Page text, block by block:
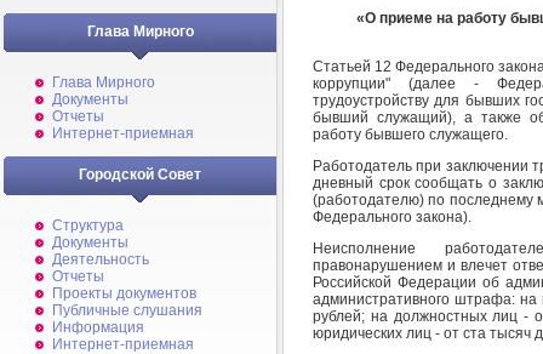
Глава Мирного
Глава Мирного
Документы
Отчеты
Интернет-приемная
Городской Совет
Структура
Документы
Деятельность
Отчеты
Проекты документов
Публичные слушания
Информация
Интернет-приемная
«О приеме на работу
Статьей 12 Федерального
коррупции" (далее -
трудоустройству для бывших
бывший служащий), а также
работу бывшего служащего.
Работодатель при заключении
дневный срок сообщать о
(работодателю) по последнему
Федерального закона).
Неисполнение
правонарушением и влечет
Российской Федерации об
административного штрафа: на
рублей; на должностных лиц -
юридических лиц - от ста тысяч